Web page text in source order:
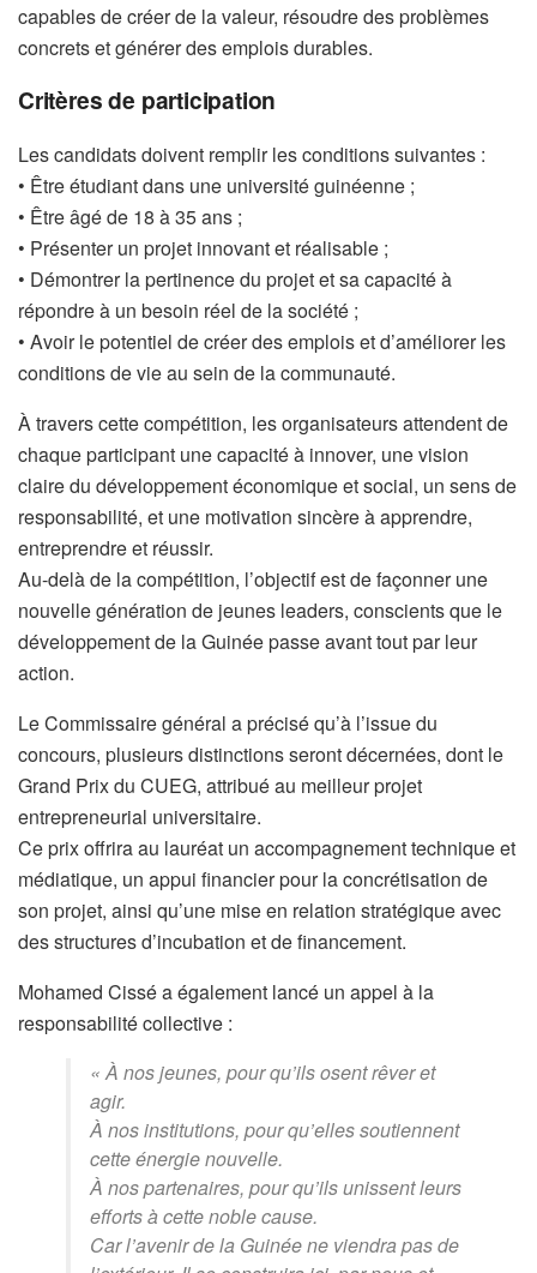
capables de créer de la valeur, résoudre des problèmes
concrets et générer des emplois durables.
Critères de participation
Les candidats doivent remplir les conditions suivantes :
• Être étudiant dans une université guinéenne ;
• Être âgé de 18 à 35 ans ;
• Présenter un projet innovant et réalisable ;
• Démontrer la pertinence du projet et sa capacité à
répondre à un besoin réel de la société ;
• Avoir le potentiel de créer des emplois et d’améliorer les
conditions de vie au sein de la communauté.
À travers cette compétition, les organisateurs attendent de
chaque participant une capacité à innover, une vision
claire du développement économique et social, un sens de
responsabilité, et une motivation sincère à apprendre,
entreprendre et réussir.
Au-delà de la compétition, l’objectif est de façonner une
nouvelle génération de jeunes leaders, conscients que le
développement de la Guinée passe avant tout par leur
action.
Le Commissaire général a précisé qu’à l’issue du
concours, plusieurs distinctions seront décernées, dont le
Grand Prix du CUEG, attribué au meilleur projet
entrepreneurial universitaire.
Ce prix offrira au lauréat un accompagnement technique et
médiatique, un appui financier pour la concrétisation de
son projet, ainsi qu’une mise en relation stratégique avec
des structures d’incubation et de financement.
Mohamed Cissé a également lancé un appel à la
responsabilité collective :
« À nos jeunes, pour qu’ils osent rêver et
agir.
À nos institutions, pour qu’elles soutiennent
cette énergie nouvelle.
À nos partenaires, pour qu’ils unissent leurs
efforts à cette noble cause.
Car l’avenir de la Guinée ne viendra pas de